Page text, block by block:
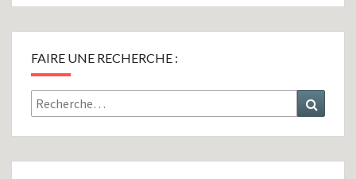
FAIRE UNE RECHERCHE :
Rechercher :